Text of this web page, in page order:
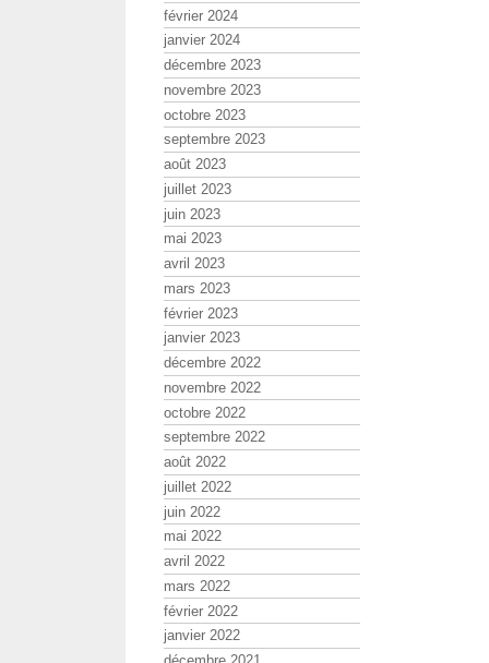
février 2024
janvier 2024
décembre 2023
novembre 2023
octobre 2023
septembre 2023
août 2023
juillet 2023
juin 2023
mai 2023
avril 2023
mars 2023
février 2023
janvier 2023
décembre 2022
novembre 2022
octobre 2022
septembre 2022
août 2022
juillet 2022
juin 2022
mai 2022
avril 2022
mars 2022
février 2022
janvier 2022